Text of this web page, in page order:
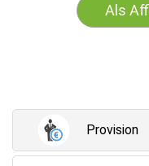
Als
Provision